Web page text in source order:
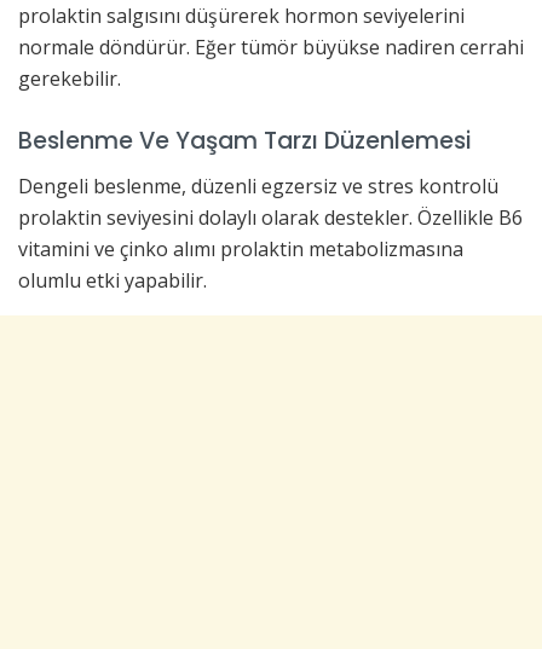
prolaktin salgısını düşürerek hormon seviyelerini
normale döndürür. Eğer tümör büyükse nadiren cerrahi
gerekebilir.
Beslenme Ve Yaşam Tarzı Düzenlemesi
Dengeli beslenme, düzenli egzersiz ve stres kontrolü
prolaktin seviyesini dolaylı olarak destekler. Özellikle B6
vitamini ve çinko alımı prolaktin metabolizmasına
olumlu etki yapabilir.